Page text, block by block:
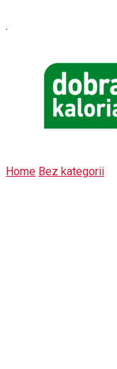
.
Home Bez kategorii